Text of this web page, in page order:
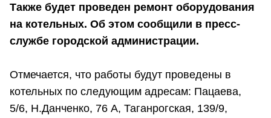
Также будет проведен ремонт оборудования
на котельных. Об этом сообщили в пресс-
службе городской администрации.
Отмечается, что работы будут проведены в
котельных по следующим адресам: Пацаева,
5/6, Н.Данченко, 76 А, Таганрогская, 139/9,